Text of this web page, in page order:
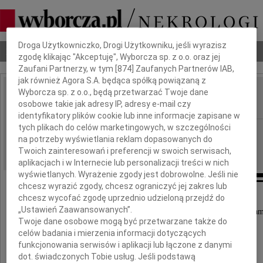
Nekrologi Odeszli Poradnik pogrzebowy
IMIĘ I NAZWISKO: Irena Lipka
REGION: Gdańsk
DATA EMISJI: 06.07.2010
Z głębokim żalem zawiadamiamy,
że 2 lipca 2010 roku odeszła nasza ukochana
Dbamy o Twoją prywatność
Droga Użytkowniczko, Drogi Użytkowniku, jeśli wyrazisz
zgodę klikając "Akceptuję", Wyborcza sp. z o.o. oraz jej
Zaufani Partnerzy, w tym [874 ] Zaufanych Partnerów IAB,
jak również Agora S.A. będąca spółką powiązaną z
Wyborcza sp. z o.o., będą przetwarzać Twoje dane
osobowe takie jak adresy IP, adresy e-mail czy
identyfikatory plików cookie lub inne informacje zapisane w
tych plikach do celów marketingowych, w szczególności
na potrzeby wyświetlania reklam dopasowanych do
Twoich zainteresowań i preferencji w swoich serwisach,
aplikacjach i w Internecie lub personalizacji treści w nich
wyświetlanych. Wyrażenie zgody jest dobrowolne. Jeśli nie
chcesz wyrazić zgody, chcesz ograniczyć jej zakres lub
chcesz wycofać zgodę uprzednio udzieloną przejdź do
„Ustawień Zaawansowanych”.
Twoje dane osobowe mogą być przetwarzane także do
celów badania i mierzenia informacji dotyczących
funkcjonowania serwisów i aplikacji lub łączone z danymi
dot. świadczonych Tobie usług. Jeśli podstawą